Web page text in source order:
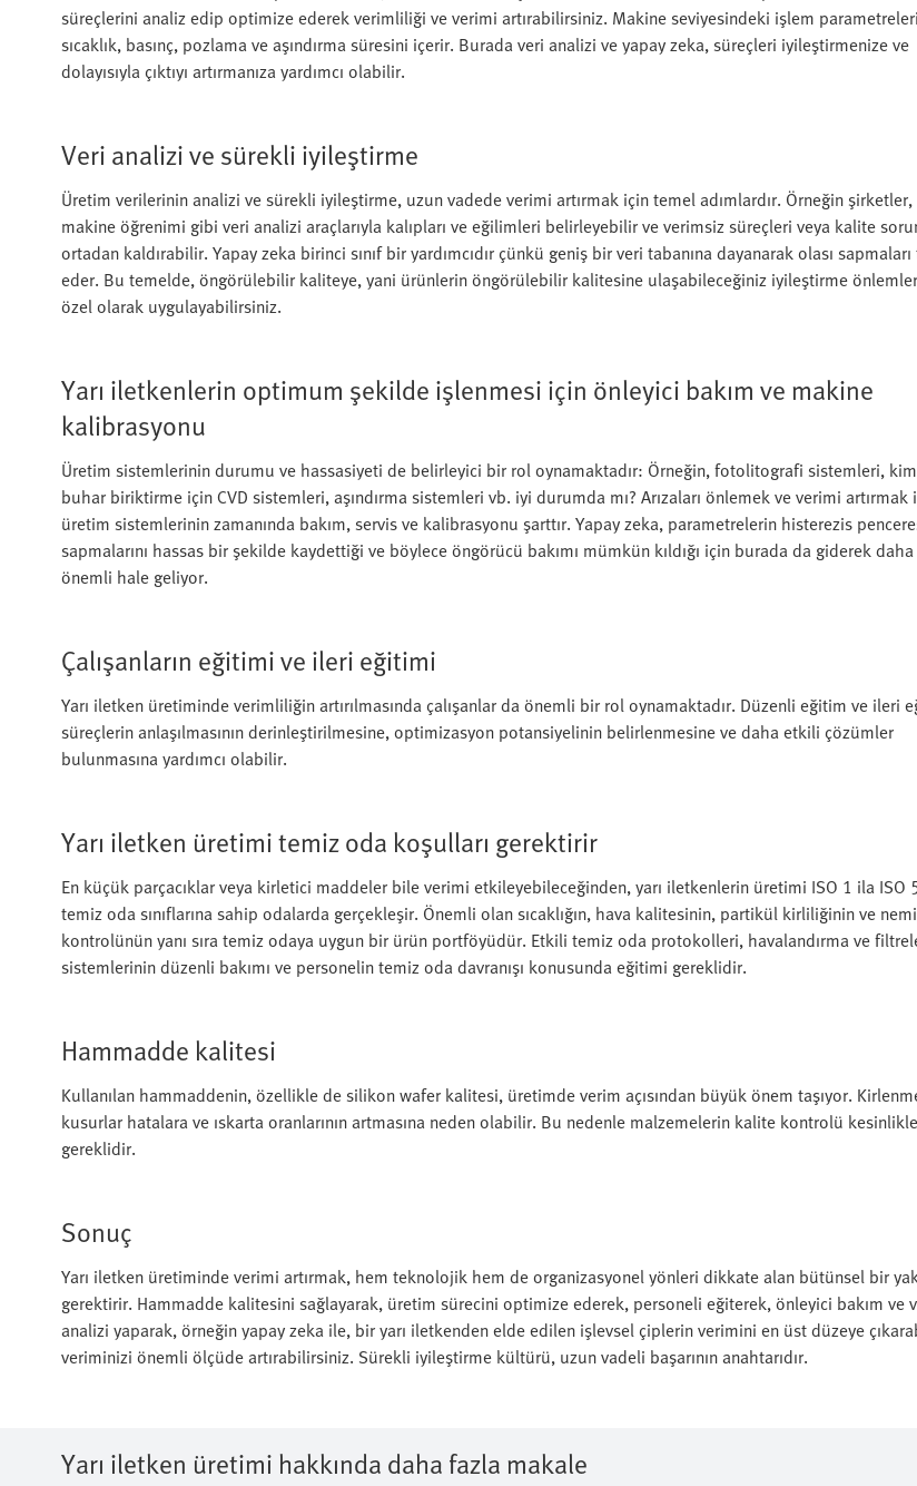
süreçlerini analiz edip optimize ederek verimliliği ve verimi artırabilirsiniz. Makine seviyesindeki işlem parametreleri
sıcaklık, basınç, pozlama ve aşındırma süresini içerir. Burada veri analizi ve yapay zeka, süreçleri iyileştirmenize ve
dolayısıyla çıktıyı artırmanıza yardımcı olabilir.
Veri analizi ve sürekli iyileştirme
Üretim verilerinin analizi ve sürekli iyileştirme, uzun vadede verimi artırmak için temel adımlardır. Örneğin şirketler,
makine öğrenimi gibi veri analizi araçlarıyla kalıpları ve eğilimleri belirleyebilir ve verimsiz süreçleri veya kalite
ortadan kaldırabilir. Yapay zeka birinci sınıf bir yardımcıdır çünkü geniş bir veri tabanına dayanarak olası
eder. Bu temelde, öngörülebilir kaliteye, yani ürünlerin öngörülebilir kalitesine ulaşabileceğiniz iyileştirme
özel olarak uygulayabilirsiniz.
Yarı iletkenlerin optimum şekilde işlenmesi için önleyici bakım ve makine
kalibrasyonu
Üretim sistemlerinin durumu ve hassasiyeti de belirleyici bir rol oynamaktadır: Örneğin, fotolitografi sistemleri,
buhar biriktirme için CVD sistemleri, aşındırma sistemleri vb. iyi durumda mı? Arızaları önlemek ve verimi artırmak
üretim sistemlerinin zamanında bakım, servis ve kalibrasyonu şarttır. Yapay zeka, parametrelerin histerezis
sapmalarını hassas bir şekilde kaydettiği ve böylece öngörücü bakımı mümkün kıldığı için burada da giderek daha
önemli hale geliyor.
Çalışanların eğitimi ve ileri eğitimi
Yarı iletken üretiminde verimliliğin artırılmasında çalışanlar da önemli bir rol oynamaktadır. Düzenli eğitim ve ileri
süreçlerin anlaşılmasının derinleştirilmesine, optimizasyon potansiyelinin belirlenmesine ve daha etkili çözümler
bulunmasına yardımcı olabilir.
Yarı iletken üretimi temiz oda koşulları gerektirir
En küçük parçacıklar veya kirletici maddeler bile verimi etkileyebileceğinden, yarı iletkenlerin üretimi ISO 1 ila ISO
temiz oda sınıflarına sahip odalarda gerçekleşir. Önemli olan sıcaklığın, hava kalitesinin, partikül kirliliğinin ve
kontrolünün yanı sıra temiz odaya uygun bir ürün portföyüdür. Etkili temiz oda protokolleri, havalandırma ve
sistemlerinin düzenli bakımı ve personelin temiz oda davranışı konusunda eğitimi gereklidir.
Hammadde kalitesi
Kullanılan hammaddenin, özellikle de silikon wafer kalitesi, üretimde verim açısından büyük önem taşıyor.
kusurlar hatalara ve ıskarta oranlarının artmasına neden olabilir. Bu nedenle malzemelerin kalite kontrolü kesinlikle
gereklidir.
Sonuç
Yarı iletken üretiminde verimi artırmak, hem teknolojik hem de organizasyonel yönleri dikkate alan bütünsel bir
gerektirir. Hammadde kalitesini sağlayarak, üretim sürecini optimize ederek, personeli eğiterek, önleyici bakım ve
analizi yaparak, örneğin yapay zeka ile, bir yarı iletkenden elde edilen işlevsel çiplerin verimini en üst düzeye
veriminizi önemli ölçüde artırabilirsiniz. Sürekli iyileştirme kültürü, uzun vadeli başarının anahtarıdır.
Yarı iletken üretimi hakkında daha fazla makale